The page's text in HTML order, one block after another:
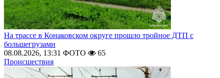
На трассе в Конаковском округе прошло тройное ДТП с
большегрузами
08.08.2026, 13:31 ФОТО
65
Происшествия